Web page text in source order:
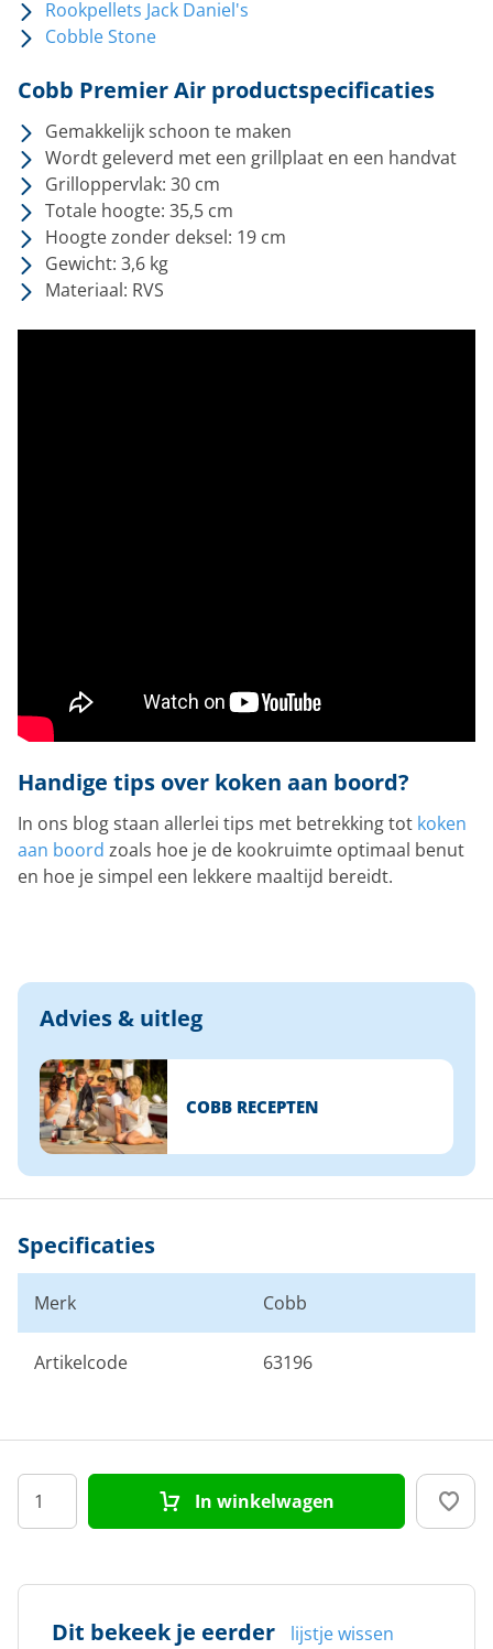
Rookpellets Jack Daniel's
Cobble Stone
Cobb Premier Air productspecificaties
Gemakkelijk schoon te maken
Wordt geleverd met een grillplaat en een handvat
Grilloppervlak: 30 cm
Totale hoogte: 35,5 cm
Hoogte zonder deksel: 19 cm
Gewicht: 3,6 kg
Materiaal: RVS
Handige tips over koken aan boord?
In ons blog staan allerlei tips met betrekking tot koken
aan boord zoals hoe je de kookruimte optimaal benut
en hoe je simpel een lekkere maaltijd bereidt.
Advies & uitleg
COBB RECEPTEN
Specificaties
Merk Cobb
Artikelcode 63196
In winkelwagen
Dit bekeek je eerder lijstje wissen